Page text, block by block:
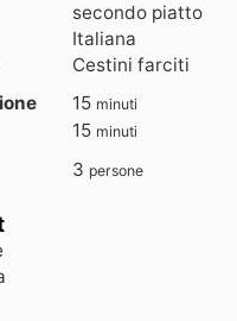
secondo piatto
Italiana
Cestini farciti
15 minuti
15 minuti
3 persone